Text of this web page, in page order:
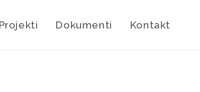
Projekti Dokumenti Kontakt